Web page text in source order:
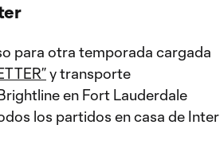
para otra temporada cargada
y transporte
en Fort Lauderdale
los partidos en casa de Inter